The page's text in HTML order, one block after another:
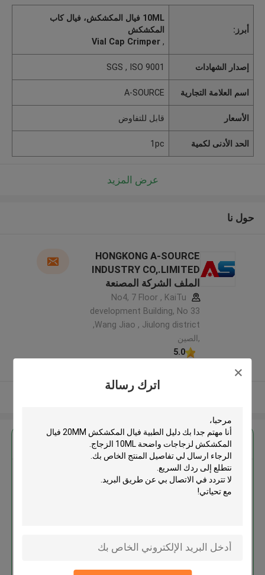
اترك رسالة
أبرز:
10ML فيال المكشكش، فيال كاب
المكشكش
,
Vial Cap Crimper
إصدار الشهادات SGS , ISO 9001
اسم العلامة التجارية A-SOURCE
الأسعار قابل للتفاوض
الحد الأدنى لكمية 1pc
عرض المزيد
حول نا
HONGKONG A-SOURCE
INDUSTRY CO,.LIMITED
الملف الشركة المصنعة
No4, 7 Floor , KaiTu
development Building, No 33
,Wang Jiao , Jiulong district
,الصين
5.0
احصل على افضل سعر ل
استمر